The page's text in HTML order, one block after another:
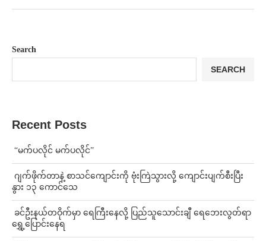
Search
SEARCH
Recent Posts
⁨ ⁨“မက်ပလိုင် မက်ပလိုင်”
⁨⁩ ⁨ဂျက်ဖိုက်တာနဲ့ စာသင်ကျောင်းကို ဗုံးကြဲသွားလို့ ကျောင်းပျက်စီးပြီး
နွား ၁၃ ကောင်သေ
⁩ ⁨ခင်ဦးနယ်တဝိုက်မှာ ရေကြီးနေလို့ ပြည်သူသောင်းချီ ရေဘေးလွတ်ရာ
ရွှေ့ပြောင်းနေရ